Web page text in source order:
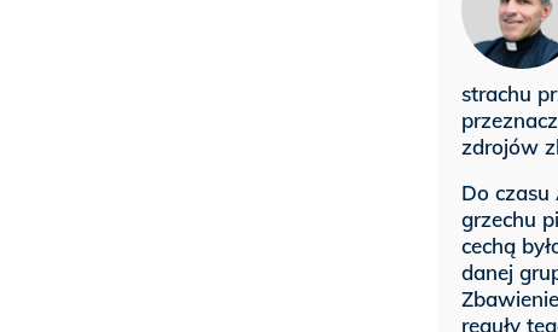
strachu
zdrojów
Do czasu
grzechu
cechą
danej
reguły